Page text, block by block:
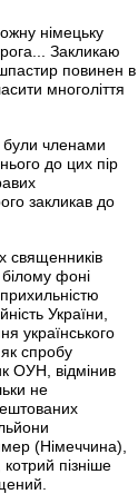
німецьку
Закликаю
повинен в
многоліття
були членами
до цих пір
закликав до
священників
фоні
України,
українського
спробу
ОУН, відмінив
не
(Німеччина),
пізніше